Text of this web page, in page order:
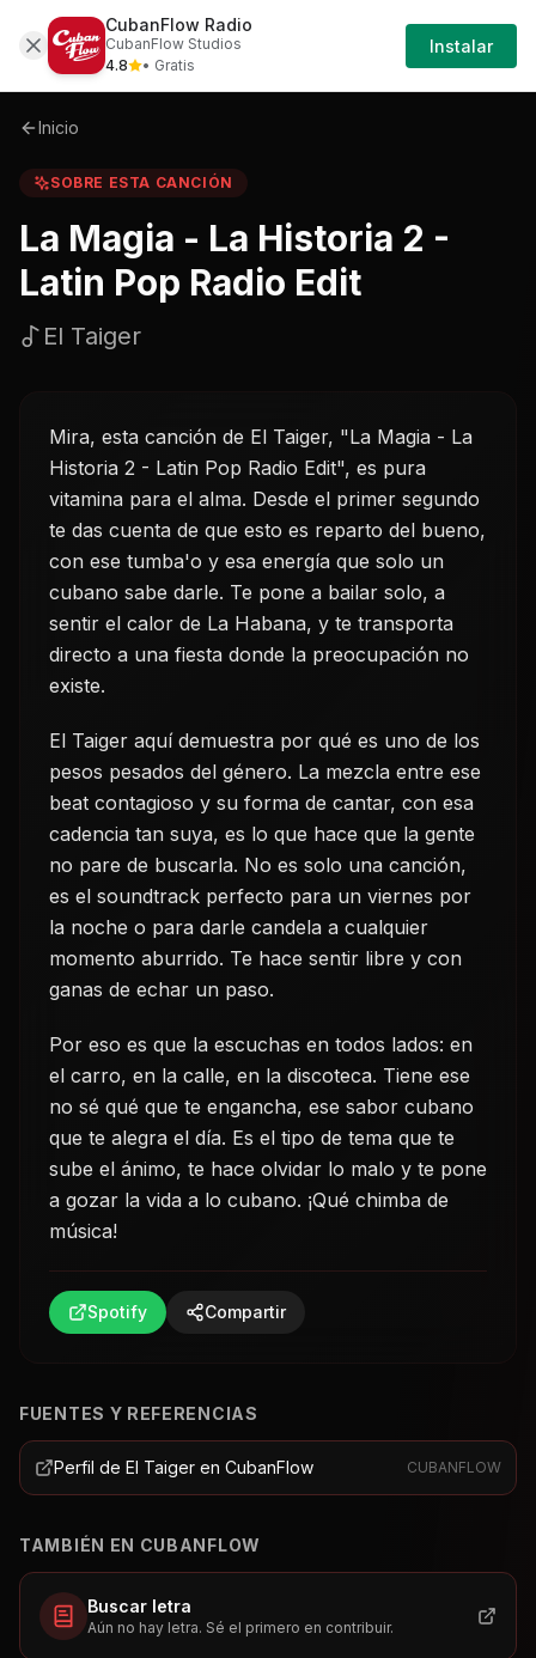
Sobre La-magia---la-historia-2---latin-pop-
Iniciar
Sesión
Inicio
SOBRE ESTA CANCIÓN
La Magia - La Historia 2 -
Latin Pop Radio Edit
El Taiger
Mira, esta canción de El Taiger, "La Magia - La
Historia 2 - Latin Pop Radio Edit", es pura
vitamina para el alma. Desde el primer segundo
te das cuenta de que esto es reparto del bueno,
con ese tumba'o y esa energía que solo un
cubano sabe darle. Te pone a bailar solo, a
sentir el calor de La Habana, y te transporta
directo a una fiesta donde la preocupación no
existe.
El Taiger aquí demuestra por qué es uno de los
pesos pesados del género. La mezcla entre ese
beat contagioso y su forma de cantar, con esa
cadencia tan suya, es lo que hace que la gente
no pare de buscarla. No es solo una canción,
es el soundtrack perfecto para un viernes por
la noche o para darle candela a cualquier
momento aburrido. Te hace sentir libre y con
ganas de echar un paso.
Por eso es que la escuchas en todos lados: en
el carro, en la calle, en la discoteca. Tiene ese
no sé qué que te engancha, ese sabor cubano
que te alegra el día. Es el tipo de tema que te
sube el ánimo, te hace olvidar lo malo y te pone
a gozar la vida a lo cubano. ¡Qué chimba de
música!
Spotify Compartir
FUENTES Y REFERENCIAS
Perfil de El Taiger en CubanFlow CUBANFLOW
TAMBIÉN EN CUBANFLOW
Buscar letra
Aún no hay letra. Sé el primero en contribuir.
CubanFlow Radio
CubanFlow Studios
4.8
• Gratis
Instalar